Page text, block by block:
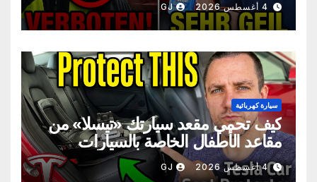
4 أغسطس 2026 GJ
سيارة كهربائية
كيف تحمي مقعد سيارتك «تيسلا» من
مقاعد الأطفال الخاصة بالسيارات
4 أغسطس 2026 GJ